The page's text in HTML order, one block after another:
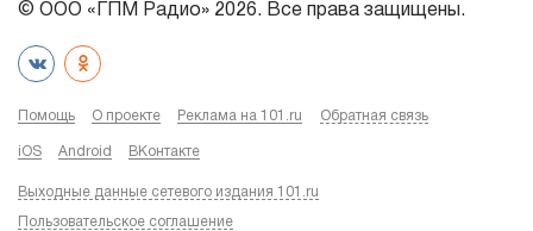
© ООО «ГПМ Радио» 2026. Все права защищены.
Помощь О проекте Реклама на 101.ru Обратная связь
iOS Android ВКонтакте
Выходные данные сетевого издания 101.ru
Пользовательское соглашение